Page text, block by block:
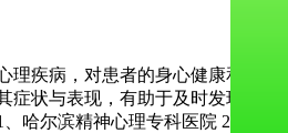
理疾病，对患者的身心健康和生活
症状与表现，有助于及时发现问题
哈尔滨精神心理专科医院 2、哈